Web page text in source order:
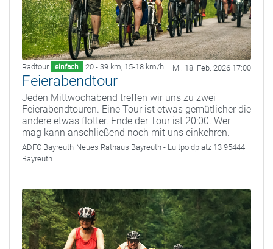
Radtour einfach 20 - 39 km, 15-18 km/h Mi. 18. Feb. 2026 17:00
Feierabendtour
Jeden Mittwochabend treffen wir uns zu zwei
Feierabendtouren. Eine Tour ist etwas gemütlicher die
andere etwas flotter. Ende der Tour ist 20:00. Wer
mag kann anschließend noch mit uns einkehren.
ADFC Bayreuth Neues Rathaus Bayreuth - Luitpoldplatz 13 95444
Bayreuth